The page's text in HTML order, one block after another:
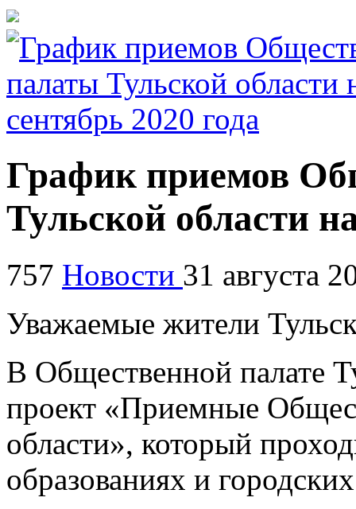
График приемов
Тульской области
757 Новости 31 августа
Уважаемые жители
В Общественной палате
проект «Приемные
области», который
образованиях и